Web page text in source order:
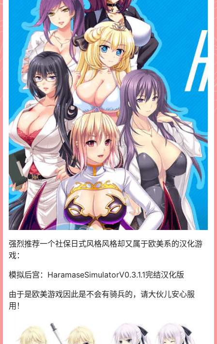
强烈推荐一个社保日式风格风格却又属于欧美系的汉化游
戏：
模拟后宫：HaramaseSimulatorV0.3.1.1完结汉化版
由于是欧美游戏因此是不会有骑兵的，请大伙儿安心服
用！